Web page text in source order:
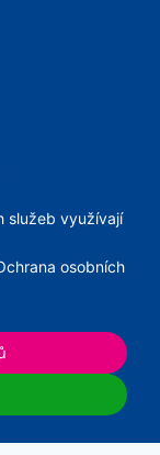
služeb využívají
osobních